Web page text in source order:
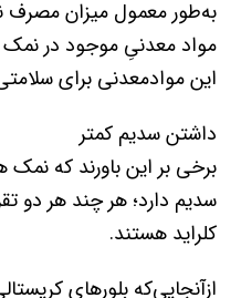
به‌طور معمول میزان
مواد معدنیِ موجود در نمک
این مواد‌معدنی برای
داشتن سدیم کمتر
برخی بر‌ این باورند که نمک
کلراید هستند.
ازآنجایی‌که بلورهای